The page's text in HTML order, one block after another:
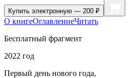
Купить электронную — 200 ₽
О книгеОглавлениеЧитать
Бесплатный фрагмент
2022 год
Первый день нового года,